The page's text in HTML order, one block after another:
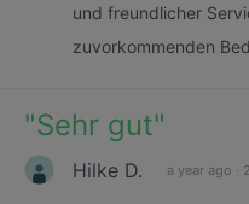
und freundlicher
zuvorkommenden
"Sehr gut"
Hilke D. a year ago ·